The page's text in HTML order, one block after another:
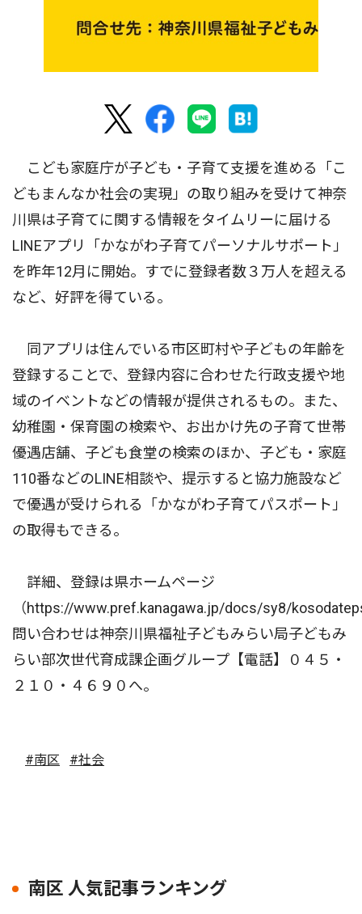
こども家庭庁が子ども・子育て支援を進める「こ
どもまんなか社会の実現」の取り組みを受けて神奈
川県は子育てに関する情報をタイムリーに届ける
LINEアプリ「かながわ子育てパーソナルサポート」
を昨年12月に開始。すでに登録者数３万人を超える
など、好評を得ている。
同アプリは住んでいる市区町村や子どもの年齢を
登録することで、登録内容に合わせた行政支援や地
域のイベントなどの情報が提供されるもの。また、
幼稚園・保育園の検索や、お出かけ先の子育て世帯
優遇店舗、子ども食堂の検索のほか、子ども・家庭
110番などのLINE相談や、提示すると協力施設など
で優遇が受けられる「かながわ子育てパスポート」
の取得もできる。
詳細、登録は県ホームページ
（https://www.pref.kanagawa.jp/docs/sy8/
問い合わせは神奈川県福祉子どもみらい局子どもみ
らい部次世代育成課企画グループ【電話】０４５・
２１０・４６９０へ。
#南区 #社会
南区 人気記事ランキング